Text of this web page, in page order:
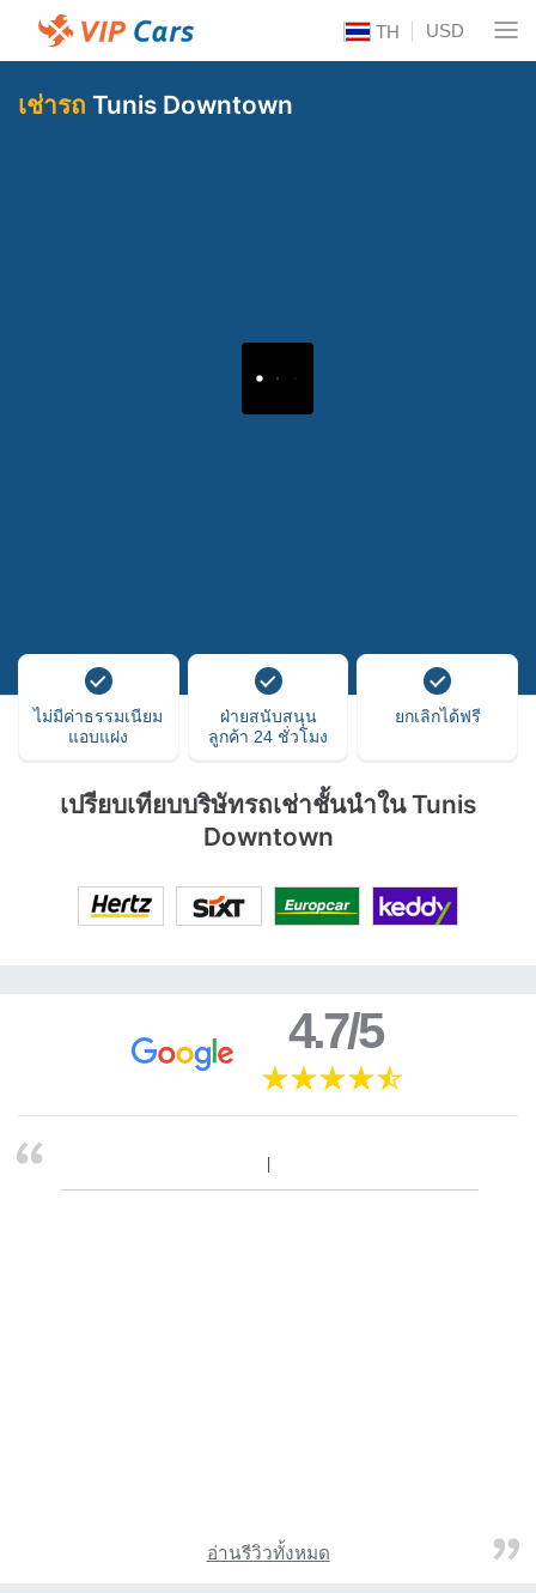
TH USD
เช่ารถ Tunis Downtown
ไม่มีค่าธรรมเนียม
แอบแฝง
ฝ่ายสนับสนุน
ลูกค้า 24 ชั่วโมง
ยกเลิกได้ฟรี
เปรียบเทียบบริษัทรถเช่าชั้นนำใน Tunis
Downtown
4.7/5
อ่านรีวิวทั้งหมด